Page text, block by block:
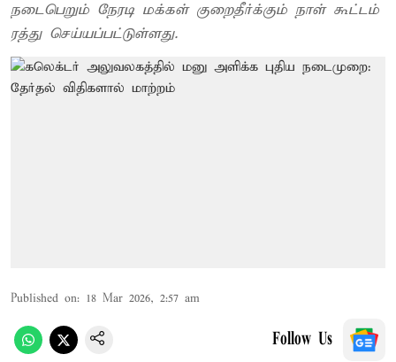
நடைபெறும் நேரடி மக்கள் குறைதீர்க்கும் நாள் கூட்டம்
ரத்து செய்யப்பட்டுள்ளது.
Published on: 18 Mar 2026, 2:57 am
Follow Us